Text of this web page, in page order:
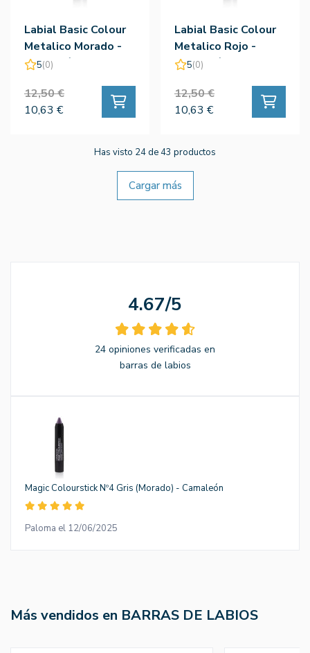
Labial Basic Colour
Metalico Morado -
Camaleón
5(0)
12,50 €
10,63 €
Labial Basic Colour
Metalico Rojo -
Camaleón
5(0)
12,50 €
10,63 €
Has visto 24 de 43 productos
Cargar más
4.67/5
24 opiniones verificadas en
barras de labios
Magic Colourstick Nº4 Gris (Morado) - Camaleón
Paloma el 12/06/2025
Más vendidos en BARRAS DE LABIOS